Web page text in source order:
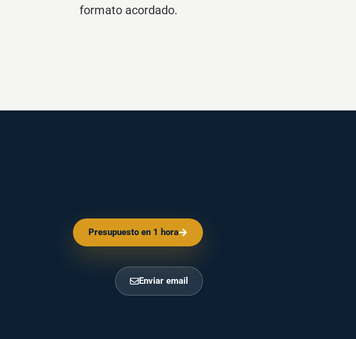
formato acordado.
Presupuesto en 1 hora
Enviar email